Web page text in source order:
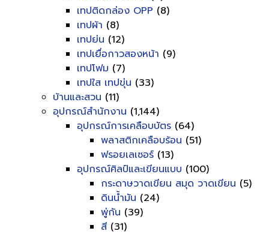
เทปติดกล่อง OPP (8)
เทปผ้า (8)
เทปย่น (12)
เทปเยื่อกาวสองหน้า (9)
เทปโฟม (7)
เทปใส เทปขุ่น (33)
บ้านและสวน (11)
อุปกรณ์สำนักงาน (1,144)
อุปกรณ์การเคลือบบัตร (64)
พลาสติกเคลือบร้อน (51)
ฟรอยเลเซอร์ (13)
อุปกรณ์ศิลป์และเขียนแบบ (100)
กระดาษวาดเขียน สมุด วาดเขียน (5)
ดินน้ำมัน (24)
พู่กัน (39)
สี (31)